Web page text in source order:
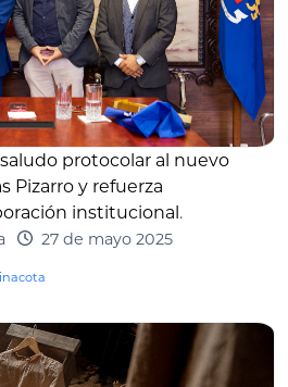
protocolar al nuevo
Pizarro y refuerza
institucional.
27 de mayo 2025